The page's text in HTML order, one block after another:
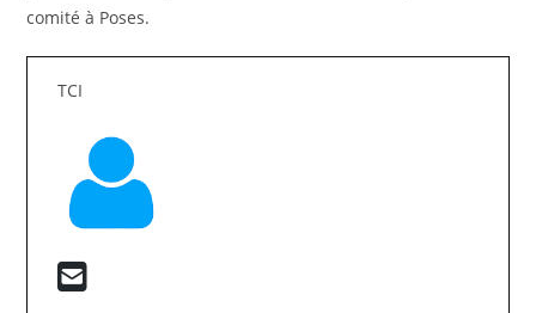
comité à Poses.
TCI